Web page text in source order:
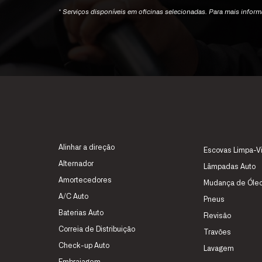
Horário Domingo:
Avenida Pedro de Castro Van-
Dúnem Loy
ver no mapa
Telefone:+244
Horário semanal:
Horário sábado:
MARCAR SERVIÇO
* Serviços disponíveis em oficinas selecionadas. Para mais
Alinhar a direção
Alternador
Amortecedores
A/C Auto
Baterias Auto
Correia de Distribuição
Check-up Auto
Escovas Limpa-
Lâmpadas Auto
Mudança de
Pneus
Revisão
Travões
Lavagem